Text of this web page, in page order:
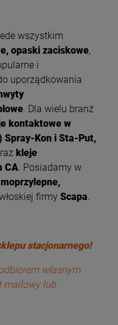
wszystkim
opaski zaciskowe,
i
uporządkowania
. Dla wielu branż
kontaktowe w
Spray-Kon i Sta-Put,
kleje
CA. Posiadamy w
firmy Scapa.
stacjonarnego!
własnym
mailowy lub